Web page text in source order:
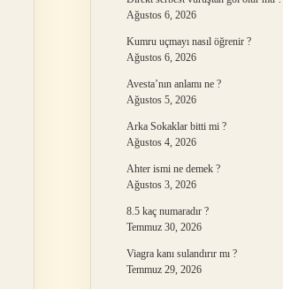
Ağustos 6, 2026
Kumru uçmayı nasıl öğrenir ?
Ağustos 6, 2026
Avesta’nın anlamı ne ?
Ağustos 5, 2026
Arka Sokaklar bitti mi ?
Ağustos 4, 2026
Ahter ismi ne demek ?
Ağustos 3, 2026
8.5 kaç numaradır ?
Temmuz 30, 2026
Viagra kanı sulandırır mı ?
Temmuz 29, 2026